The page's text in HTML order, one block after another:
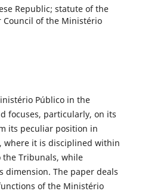
Republic; statute of the
Council of the Ministério
Público in the
focuses, particularly, on its
its peculiar position in
it is disciplined within
Tribunals, while
dimension. The paper deals
of the Ministério